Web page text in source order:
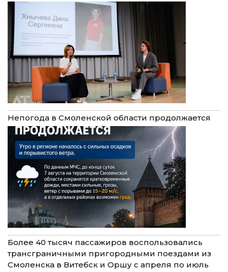
Непогода в Смоленской области продолжается
Более 40 тысяч пассажиров воспользовались
трансграничными пригородными поездами из
Смоленска в Витебск и Оршу с апреля по июль